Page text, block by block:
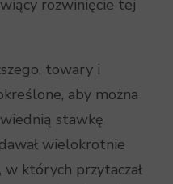
rozwinięcie tej
towary i
aby można
stawkę
wielokrotnie
których przytaczał